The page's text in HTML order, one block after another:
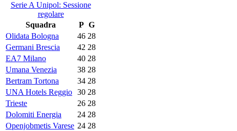
Serie A Unipol: Sessione
regolare
Squadra
P G
Olidata Bologna
46 28
Germani Brescia
42 28
EA7 Milano
40 28
Umana Venezia
38 28
Bertram Tortona
34 28
UNA Hotels Reggio 30 28
Trieste
26 28
Dolomiti Energia
24 28
Openjobmetis Varese 24 28